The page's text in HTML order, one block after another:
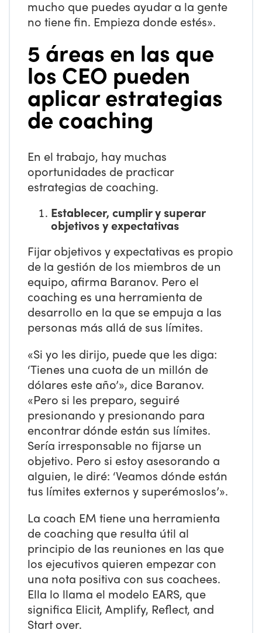
mucho que puedes ayudar a la gente
no tiene fin. Empieza donde estés».
5 áreas en las que
los CEO pueden
aplicar estrategias
de coaching
En el trabajo, hay muchas
oportunidades de practicar
estrategias de coaching.
Establecer, cumplir y superar
objetivos y expectativas
Fijar objetivos y expectativas es propio
de la gestión de los miembros de un
equipo, afirma Baranov. Pero el
coaching es una herramienta de
desarrollo en la que se empuja a las
personas más allá de sus límites.
«Si yo les dirijo, puede que les diga:
‘Tienes una cuota de un millón de
dólares este año’», dice Baranov.
«Pero si les preparo, seguiré
presionando y presionando para
encontrar dónde están sus límites.
Sería irresponsable no fijarse un
objetivo. Pero si estoy asesorando a
alguien, le diré: ‘Veamos dónde están
tus límites externos y superémoslos’».
La coach EM tiene una herramienta
de coaching que resulta útil al
principio de las reuniones en las que
los ejecutivos quieren empezar con
una nota positiva con sus coachees.
Ella lo llama el modelo EARS, que
significa Elicit, Amplify, Reflect, and
Start over.